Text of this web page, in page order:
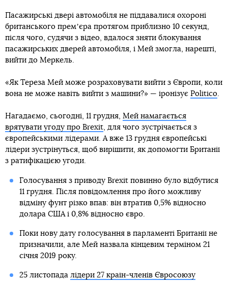
Пасажирські двері автомобіля не піддавалися охороні
британського премʼєра протягом приблизно 10 секунд,
після чого, судячи з відео, вдалося зняти блокування
пасажирських дверей автомобіля, і Мей змогла, нарешті,
вийти до Меркель.
«Як Тереза Мей може розраховувати вийти з Європи, коли
вона не може навіть вийти з машини?» — іронізує Politico.
Нагадаємо, сьогодні, 11 грудня, Мей намагається
врятувати угоду про Brexit, для чого зустрічається з
європейськими лідерами. А вже 13 грудня європейські
лідери зустрінуться, щоб вирішити, як допомогти Британії
з ратифікацією угоди.
Голосування з приводу Brexit повинно було відбутися
11 грудня. Після повідомлення про його можливу
відміну фунт різко впав: він втратив 0,5% відносно
долара США і 0,8% відносно євро.
Поки нову дату голосування в парламенті Британії не
призначили, але Мей назвала кінцевим терміном 21
січня 2019 року.
25 листопада лідери 27 країн-членів Євросоюзу